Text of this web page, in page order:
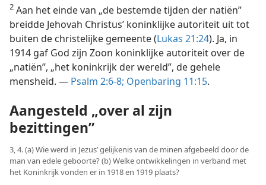
2 Aan het einde van „de bestemde tijden der natiën”
breidde Jehovah Christus’ koninklijke autoriteit uit tot
buiten de christelijke gemeente (Lukas 21:24). Ja, in
1914 gaf God zijn Zoon koninklijke autoriteit over de
„natiën”, „het koninkrijk der wereld”, de gehele
mensheid. — Psalm 2:6-8; Openbaring 11:15.
Aangesteld „over al zijn
bezittingen”
3, 4. (a) Wie werd in Jezus’ gelijkenis van de minen afgebeeld door de
man van edele geboorte? (b) Welke ontwikkelingen in verband met
het Koninkrijk vonden er in 1918 en 1919 plaats?